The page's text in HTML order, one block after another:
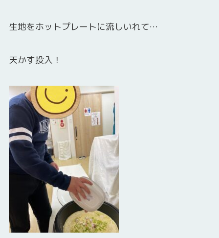
生地をホットプレートに流しいれて…
天かす投入！